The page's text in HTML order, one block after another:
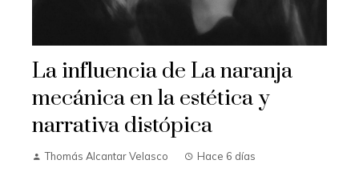
La influencia de La naranja
mecánica en la estética y
narrativa distópica
Thomás Alcantar Velasco Hace 6 días